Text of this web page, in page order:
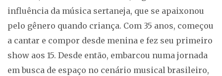
influência da música sertaneja, que se apaixonou
pelo gênero quando criança. Com 35 anos, começou
a cantar e compor desde menina e fez seu primeiro
show aos 15. Desde então, embarcou numa jornada
em busca de espaço no cenário musical brasileiro,